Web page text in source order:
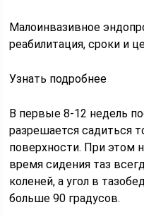
Малоинвазивное
реабилитация, сроки и
Узнать подробнее
В первые 8-12 недель
разрешается садиться
поверхности. При этом
время сидения таз
коленей, а угол в
больше 90 градусов.